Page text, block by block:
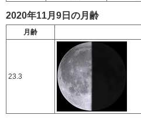
2020年11月9日の月齢
月齢
23.3